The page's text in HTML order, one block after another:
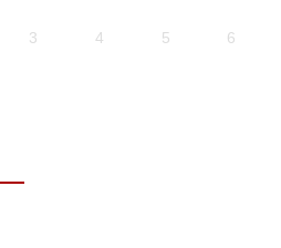
3 4 5 6